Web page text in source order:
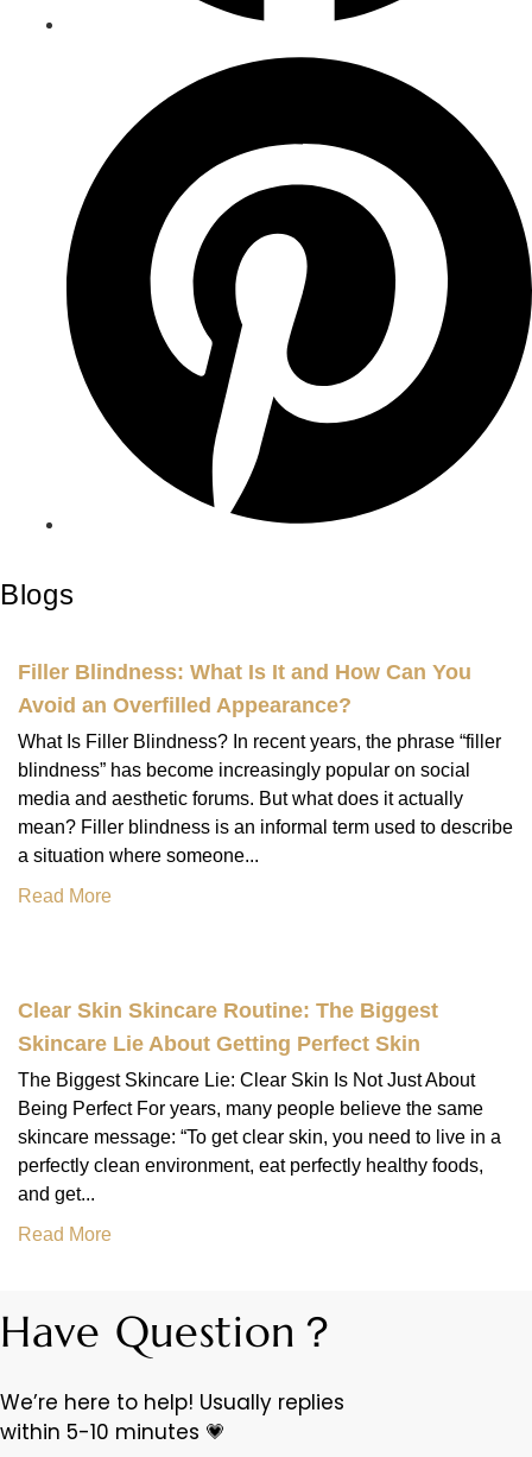
Blogs
Filler Blindness: What Is It and How Can You
Avoid an Overfilled Appearance?
What Is Filler Blindness? In recent years, the phrase “filler
blindness” has become increasingly popular on social
media and aesthetic forums. But what does it actually
mean? Filler blindness is an informal term used to describe
a situation where someone...
Read More
Clear Skin Skincare Routine: The Biggest
Skincare Lie About Getting Perfect Skin
The Biggest Skincare Lie: Clear Skin Is Not Just About
Being Perfect For years, many people believe the same
skincare message: “To get clear skin, you need to live in a
perfectly clean environment, eat perfectly healthy foods,
and get...
Read More
Have Question？
We’re here to help! Usually replies
within 5-10 minutes 💗